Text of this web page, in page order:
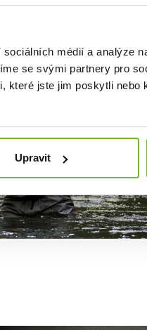
médií a analýze
se svými partnery pro
které jste jim poskytli nebo
Upravit